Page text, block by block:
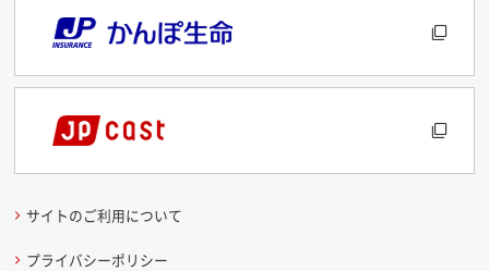
サイトのご利用について
プライバシーポリシー